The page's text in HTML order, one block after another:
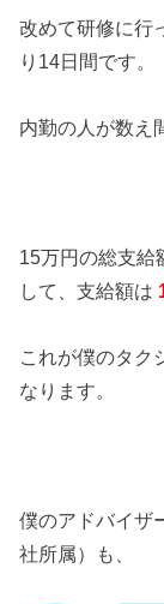
改めて研修に行
り14日間です。
内勤の人が数え
15万円の総支給
して、支給額は
これが僕のタク
なります。
僕のアドバイザ
社所属）も、